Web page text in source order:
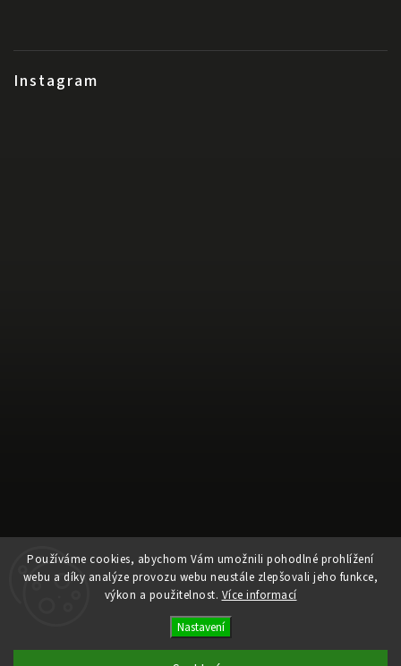
Používáme cookies, abychom Vám umožnili pohodlné prohlížení
webu a díky analýze provozu webu neustále zlepšovali jeho funkce,
výkon a použitelnost. Více informací
Nastavení
Instagram
Sledovat na Instagramu
Ele Pele